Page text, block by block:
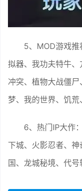
5、MOD游戏推
拟器、我功夫特牛
冲突、植物大战僵
梦、我的世界、饥荒
6、热门IP大作
下城、火影忍者、
国、龙城秘境、代号